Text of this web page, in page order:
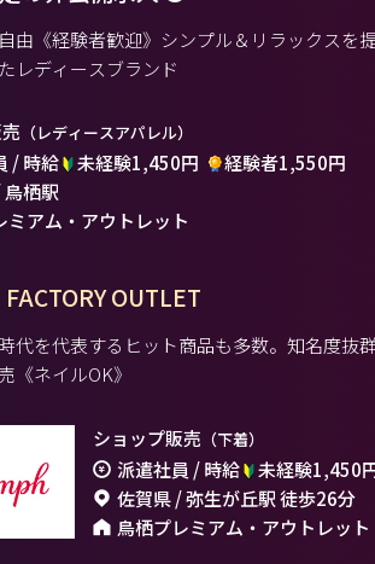
由《経験者歓迎》シンプル＆リラックスを
レディースブランド
（レディースアパレル）
/ 時給 未経験1,450円
経験者1,550円
栖駅
ミアム・アウトレット
OUTLET
代を代表するヒット商品も多数。知名度抜
《ネイルOK》
ショップ販売 （下着）
派遣社員 / 時給 未経験1,450
佐賀県 / 弥生が丘駅 徒歩26分
鳥栖プレミアム・アウトレット